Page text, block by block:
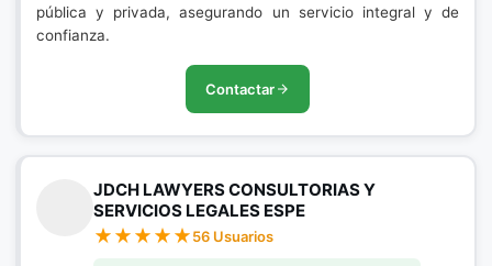
pública y privada, asegurando un servicio integral y de
confianza.
Contactar
JDCH LAWYERS CONSULTORIAS Y
SERVICIOS LEGALES ESPE
56 Usuarios